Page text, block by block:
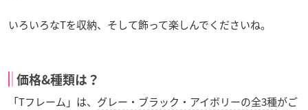
いろいろなTを収納、そして飾って楽しんでくださいね。
価格&種類は？
「Tフレーム」は、 グレー・ブラック・アイボリーの全3種がご